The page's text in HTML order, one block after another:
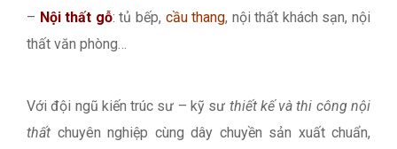
– Nội thất gỗ: tủ bếp, cầu thang, nội thất khách sạn, nội
thất văn phòng…
Với đội ngũ kiến trúc sư – kỹ sư thiết kế và thi công nội
thất chuyên nghiệp cùng dây chuyền sản xuất chuẩn,